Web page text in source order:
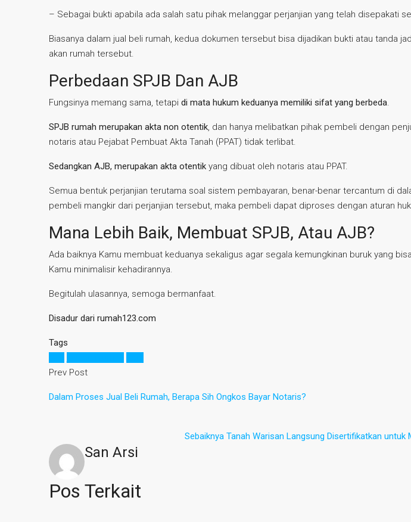
– Sebagai bukti apabila ada salah satu pihak melanggar perjanjian yang telah disepakati
Biasanya dalam jual beli rumah, kedua dokumen tersebut bisa dijadikan bukti atau tanda
akan rumah tersebut.
Perbedaan SPJB Dan AJB
Fungsinya memang sama, tetapi di mata hukum keduanya memiliki sifat yang berbeda.
SPJB rumah merupakan akta non otentik, dan hanya melibatkan pihak pembeli dengan
notaris atau Pejabat Pembuat Akta Tanah (PPAT) tidak terlibat.
Sedangkan AJB, merupakan akta otentik yang dibuat oleh notaris atau PPAT.
Semua bentuk perjanjian terutama soal sistem pembayaran, benar-benar tercantum di
pembeli mangkir dari perjanjian tersebut, maka pembeli dapat diproses dengan aturan
Mana Lebih Baik, Membuat SPJB, Atau AJB?
Ada baiknya Kamu membuat keduanya sekaligus agar segala kemungkinan buruk yang
Kamu minimalisir kehadirannya.
Begitulah ulasannya, semoga bermanfaat.
Disadur dari rumah123.com
Tags
Prev Post
Dalam Proses Jual Beli Rumah, Berapa Sih Ongkos Bayar Notaris?
Sebaiknya Tanah Warisan Langsung Disertifikatkan untuk
San Arsi
Pos Terkait